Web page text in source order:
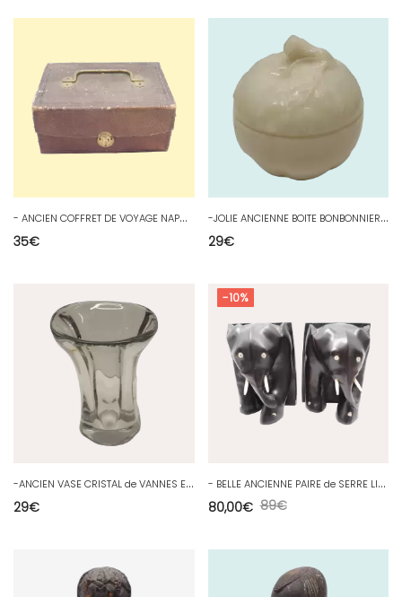
-
ANCIEN COFFRET DE VOYAGE NAPOLEON III BOIS PAPIER ENDUIT jus de grenier
35€
-
JOLIE ANCIENNE BOITE BONBONNIERE POMME OPALINE BLANCHE PORTIEUX COLLECTION D
29€
-
ANCIEN VASE CRISTAL de VANNES EPAIS COLLECTION DECO FLEURS VITRINE D
29€
-10%
-
BELLE ANCIENNE PAIRE de SERRE LIVRES ELEPHANTS BOIS Foncé & Lourd Afrique D
89€
80,00€